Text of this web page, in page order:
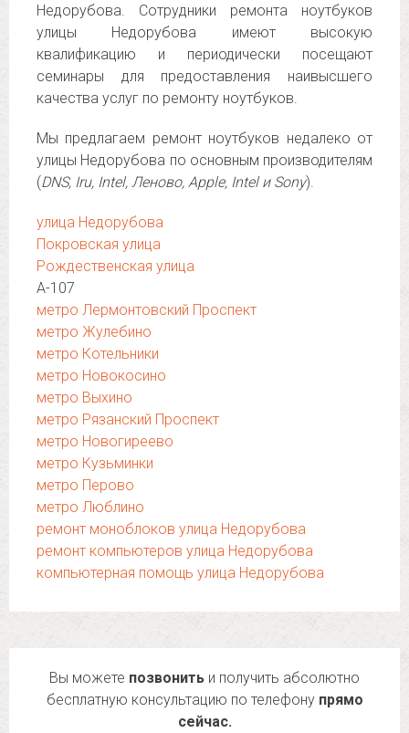
Недорубова. Сотрудники ремонта ноутбуков
улицы Недорубова имеют высокую
квалификацию и периодически посещают
семинары для предоставления наивысшего
качества услуг по ремонту ноутбуков.
Мы предлагаем ремонт ноутбуков недалеко от
улицы Недорубова по основным производителям
(DNS, Iru, Intel, Леново, Apple, Intel и Sony).
улица Недорубова
Покровская улица
Рождественская улица
А-107
метро Лермонтовский Проспект
метро Жулебино
метро Котельники
метро Новокосино
метро Выхино
метро Рязанский Проспект
метро Новогиреево
метро Кузьминки
метро Перово
метро Люблино
ремонт моноблоков улица Недорубова
ремонт компьютеров улица Недорубова
компьютерная помощь улица Недорубова
Вы можете позвонить и получить абсолютно
бесплатную консультацию по телефону прямо
сейчас.